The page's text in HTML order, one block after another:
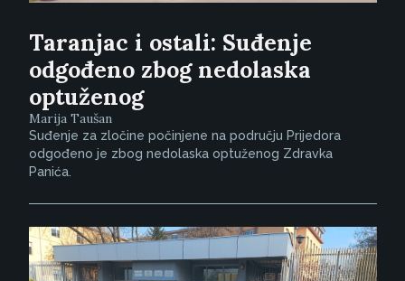
Taranjac i ostali: Suđenje
odgođeno zbog nedolaska
optuženog
Marija Taušan
Suđenje za zločine počinjene na području Prijedora
odgođeno je zbog nedolaska optuženog Zdravka
Panića.